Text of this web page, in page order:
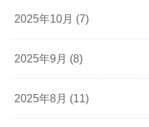
2025年10月 (7)
2025年9月 (8)
2025年8月 (11)